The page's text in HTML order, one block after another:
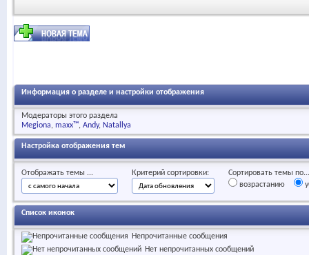
Информация о разделе и настройки отображения
Модераторы этого раздела
Megiona maxx™ Andy Natallya
Настройка отображения тем
Отображать темы ... Критерий сортировки:
Сортировать темы по...
возрастанию
Список иконок
Непрочитанные сообщения
Нет непрочитанных сообщений